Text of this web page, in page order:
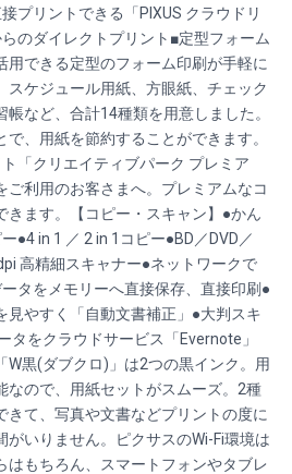
プリントできる「PIXUS クラウドリ
のダイレクトプリント■定型フォーム
用できる定型のフォーム印刷が手軽に
スケジュール用紙、方眼紙、チェック
帳など、合計14種類を用意しました。
で、用紙を節約することができます。
「クリエイティブパーク プレミア
ご利用のお客さまへ。プレミアムなコ
きます。【コピー・スキャン】●かん
●4 in 1 ／ 2 in 1コピー●BD／DVD／
高精細スキャナー●ネットワークで
タをメモリーへ直接保存、直接印刷●
見やすく「自動文書補正」●大判スキ
タをクラウドサービス「Evernote」
W黒(ダブクロ)」は2つの黒インク。用
なので、用紙セットがスムーズ。2種
きて、写真や文書などプリントの度に
がいりません。ピクサスのWi-Fi環境は
はもちろん、スマートフォンやタブレ